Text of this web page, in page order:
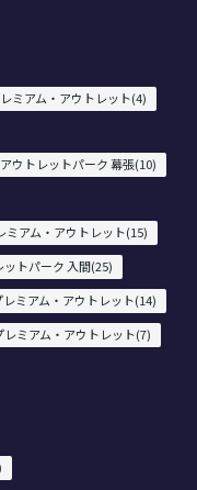
ミアム・アウトレット(4)
ウトレットパーク 幕張(10)
ミアム・アウトレット(15)
ットパーク 入間(25)
レミアム・アウトレット(14)
ミアム・アウトレット(7)